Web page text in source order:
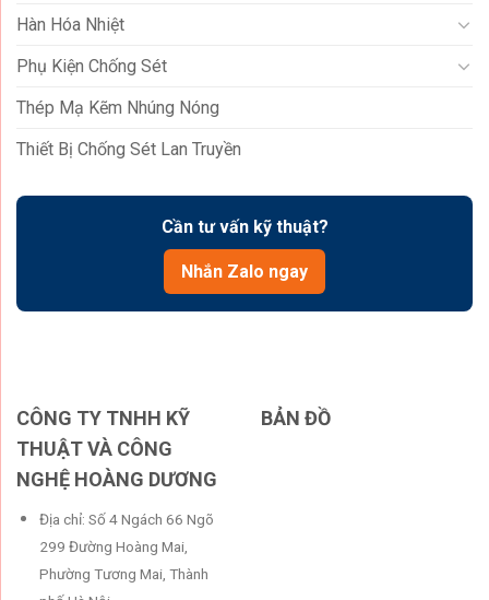
Hàn Hóa Nhiệt
Phụ Kiện Chống Sét
Thép Mạ Kẽm Nhúng Nóng
Thiết Bị Chống Sét Lan Truyền
Cần tư vấn kỹ thuật?
Nhắn Zalo ngay
CÔNG TY TNHH KỸ
THUẬT VÀ CÔNG
NGHỆ HOÀNG DƯƠNG
Địa chỉ: Số 4 Ngách 66 Ngõ
299 Đường Hoàng Mai,
Phường Tương Mai, Thành
BẢN ĐỒ